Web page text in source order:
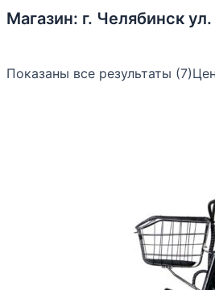
Магазин: г. Челябинск
Показаны все результаты (7)